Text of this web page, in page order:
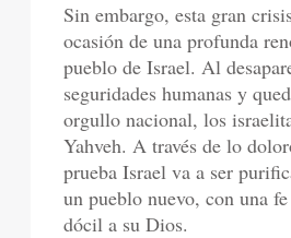
Sin embargo, esta gran
ocasión de una profunda
pueblo de Israel. Al
seguridades humanas y
orgullo nacional, los
Yahveh. A través de lo
prueba Israel va a ser
un pueblo nuevo, con una
dócil a su Dios.